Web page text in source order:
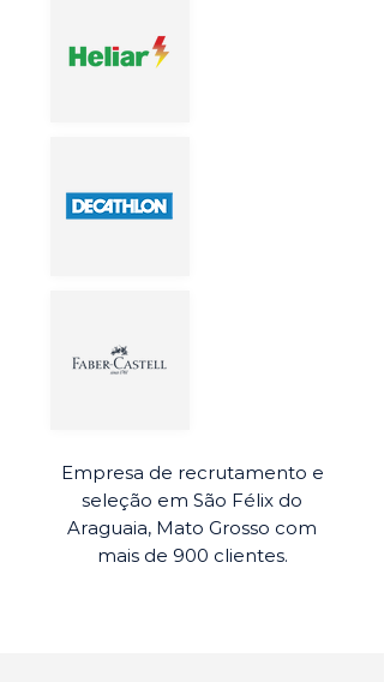
Empresa de recrutamento e
seleção em São Félix do
Araguaia, Mato Grosso com
mais de 900 clientes.